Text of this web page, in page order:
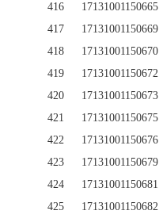
416
17131001150665
417
17131001150669
418
17131001150670
419
17131001150672
420
17131001150673
421
17131001150675
422
17131001150676
423
17131001150679
424
17131001150681
425
17131001150682